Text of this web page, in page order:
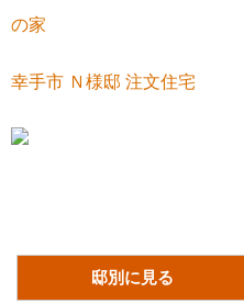
の家
幸手市 Ｎ様邸 注文住宅
邸別に見る